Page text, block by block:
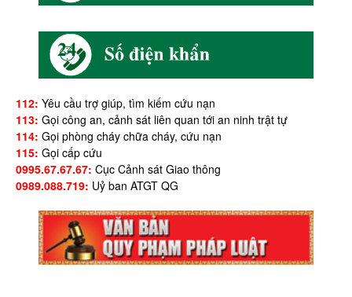
112: Yêu cầu trợ giúp, tìm kiếm cứu nạn
113: Gọi công an, cảnh sát liên quan tới an ninh trật tự
114: Gọi phòng cháy chữa cháy, cứu nạn
115: Gọi cấp cứu
0995.67.67.67: Cục Cảnh sát Giao thông
0989.088.719: Uỷ ban ATGT QG